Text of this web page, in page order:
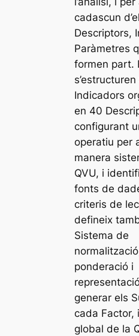
cadascun
Descriptors,
Paràmetres
formen part.
Indicadors
en 40
configurant
operatiu per
manera
QVU, i
fonts de
criteris de
defineix
Sistema de
ponderació i
generar els
cada Factor,
global de la